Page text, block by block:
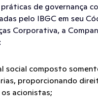
de governança
pelo IBGC em seu
Corporativa, a
social composto
proporcionando
acionistas;